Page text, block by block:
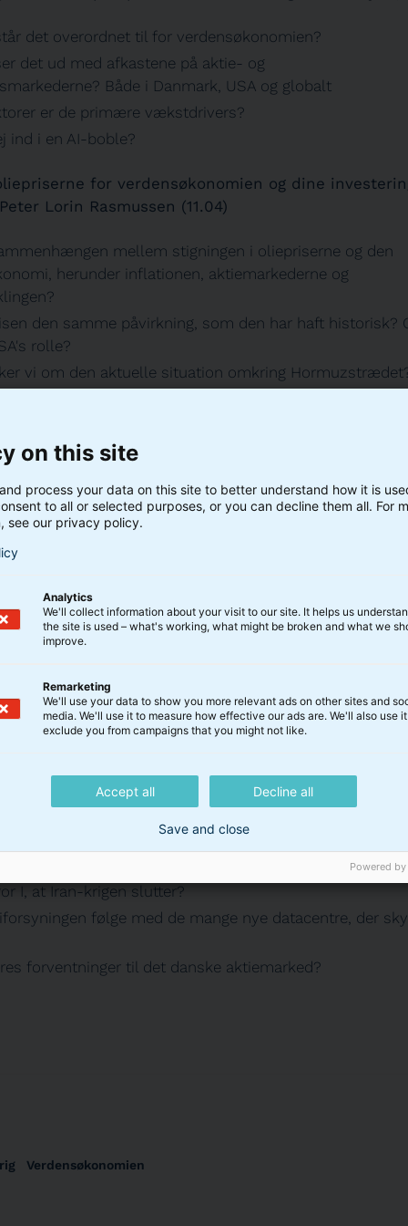
det overordnet til for verdensøkonomien?
det ud med afkastene på aktie- og
Både i Danmark, USA og globalt
er de primære vækstdrivers?
ind i en AI-boble?
for verdensøkonomien og dine
Lorin Rasmussen (11.04)
mellem stigningen i oliepriserne og den
herunder inflationen, aktiemarkederne og
den samme påvirkning, som den har haft historisk?
rolle?
vi om den aktuelle situation omkring
og det danske boligmarked /
Anders Isager (18.53)
den geopolitiske uro og de stigende energipriser
og de danske renter? Og hvilken renteudvikling
den kommende tid?
faktor for boligmarkedet?
boligpriserne udviklet sig historisk ift.
fra seerne (32.11)
på spørgsmål som:
på de amerikanske jobtal, eller er de "masseret" for at
I, at Iran-krigen slutter?
følge med de mange nye datacentre, der
forventninger til det danske aktiemarked?
Verdensøkonomien
on this site
process your data on this site to better understand how it is
to all or selected purposes, or you can decline them all. For
see our privacy policy.
Analytics
We'll collect information about your visit to our site. It helps us
the site is used – what's working, what might be broken and what we
improve.
Remarketing
We'll use your data to show you more relevant ads on other sites and
media. We'll use it to measure how effective our ads are. We'll also use
exclude you from campaigns that you might not like.
Accept all Decline all
Save and close
Powered by